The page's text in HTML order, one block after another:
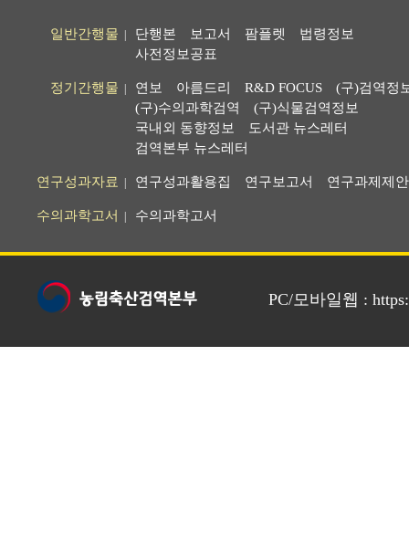
일반간행물 단행본 보고서 팜플렛
법령정보
사전정보공표
정기간행물 연보 아름드리 R&D FOCUS
(구)검역정
(구)수의과학검역
(구)식물검역정보
국내외 동향정보
도서관 뉴스레터
검역본부 뉴스레터
연구성과자료 연구성과활용집 연구보고서 연구과제제
수의과학고서 수의과학고서
PC/모바일웹 :